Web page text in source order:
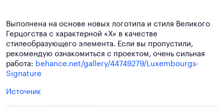
Выполнена на основе новых логотипа и стиля Великого
Герцогства с характерной «X» в качестве
стилеобразующего элемента. Если вы пропустили,
рекомендую ознакомиться с проектом, очень сильная
работа: behance.net/gallery/44749279/Luxembourgs-
Signature
Источник